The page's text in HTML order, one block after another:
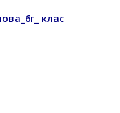
клас